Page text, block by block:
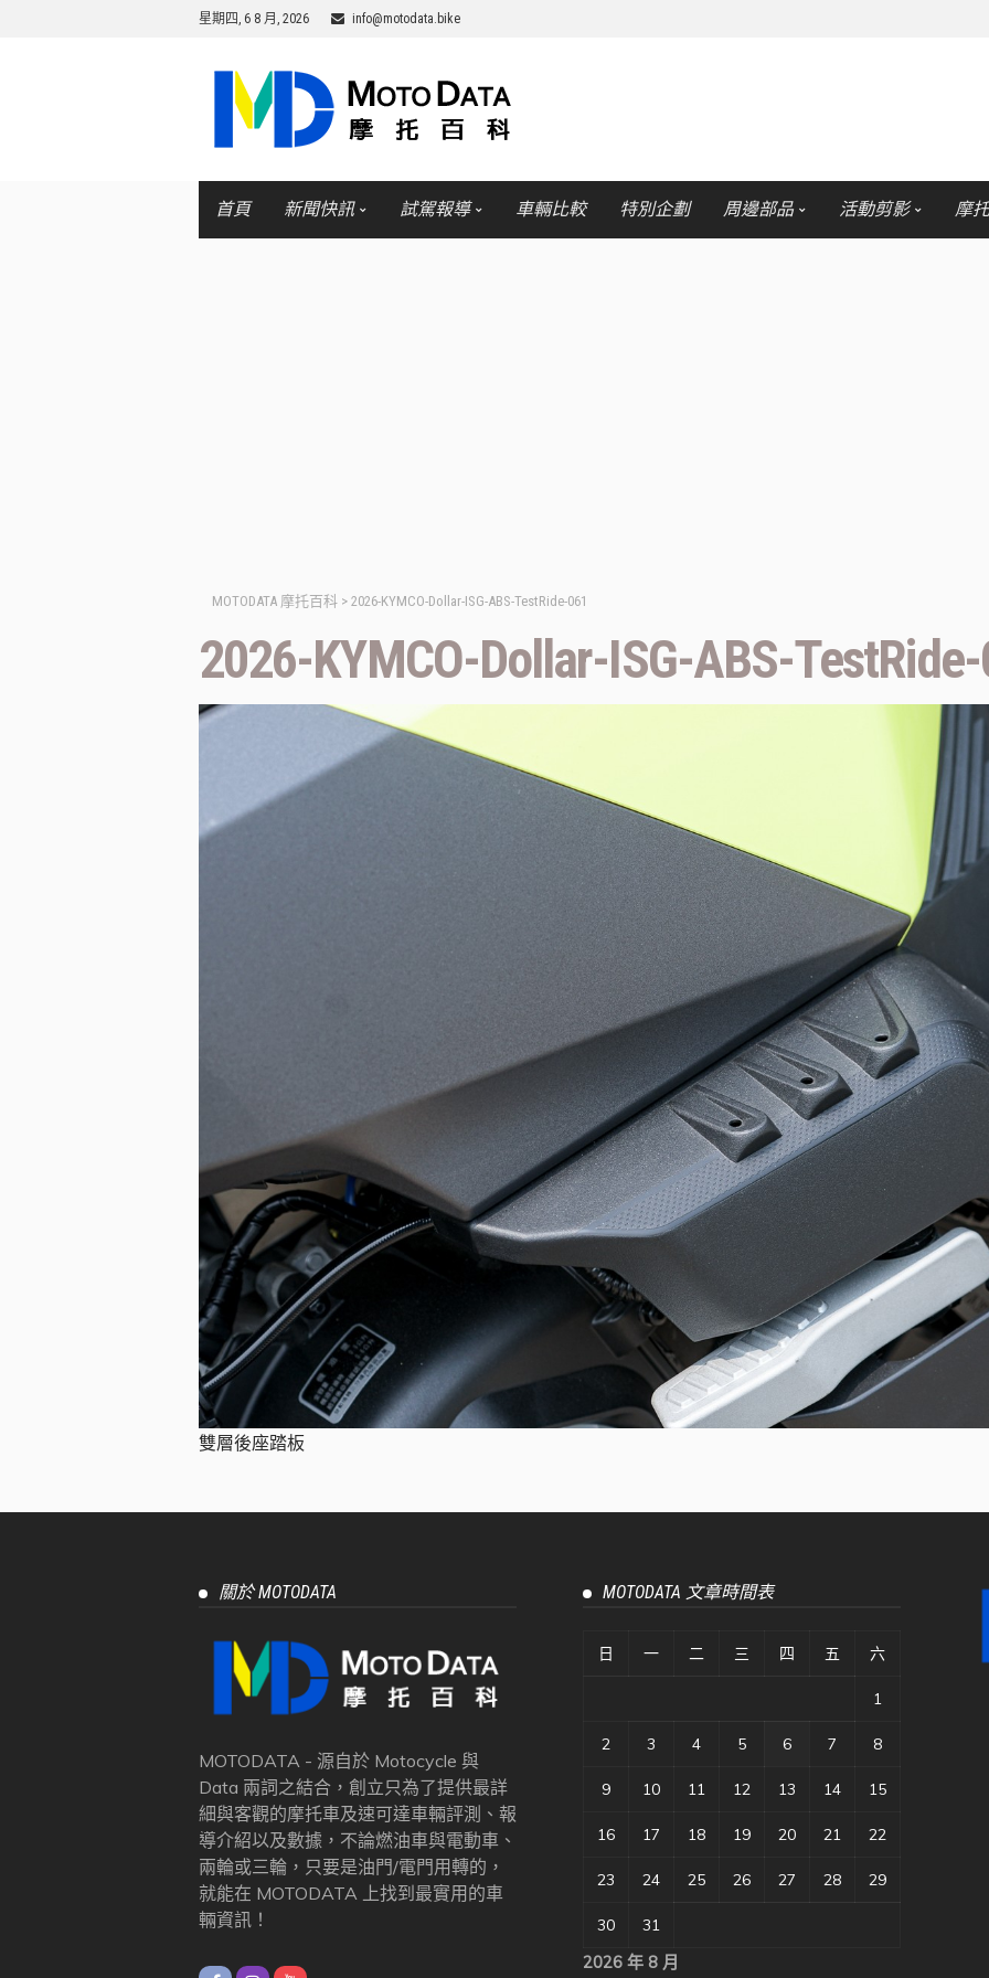
星期四, 6 8 月, 2026 info@motodata.bike
首頁 新聞快訊 試駕報導 車輛比較 特別企劃 周邊部品 活動剪影 摩
MOTODATA 摩托百科 > 2026-KYMCO-Dollar-ISG-ABS-TestRide-061
2026-KYMCO-Dollar-ISG-ABS-
雙層後座踏板
關於 MOTODATA
MOTODATA - 源自於 Motocycle 與
Data 兩詞之結合，創立只為了提供最詳
細與客觀的摩托車及速可達車輛評測、報
導介紹以及數據，不論燃油車與電動車、
兩輪或三輪，只要是油門/電門用轉的，
就能在 MOTODATA 上找到最實用的車
輛資訊！
MOTODATA 文章時間表
2026 年 8 月
日 一 二 三 四 五 六
1
2 3 4 5 6 7 8
9 10 11 12 13 14 15
16 17 18 19 20 21 22
23 24 25 26 27 28 29
30 31